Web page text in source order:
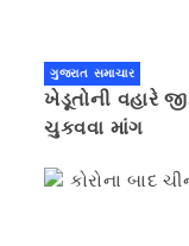
ગુજરાત સમાચાર
ખેડૂતોની વહારે
ચુકવવા માંગ